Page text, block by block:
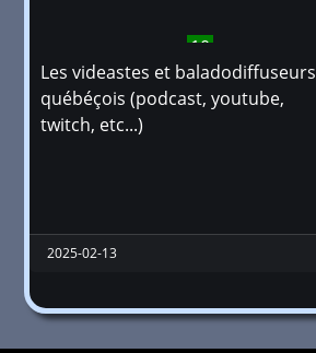
10
Les videastes et baladodiffuseurs
québéçois (podcast, youtube,
twitch, etc...)
2025-02-13